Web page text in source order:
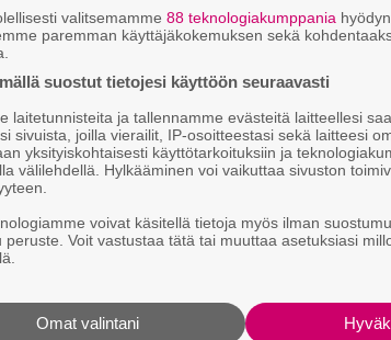
Kennedy panivat välillä pystyyn
jo 2006 VoD palasi keikoille. Viime keväänä
on tehnyt sopimuksen Candlelight
vielä tänä vuonna.
The Enemy -biisi tästä!
valitsemamme 88 teknologiakumppania
paremman käyttäjäkokemuksen sekä
suostut tietojesi käyttöön seuraavasti
laitetunnisteita ja tallennamme evästeitä laitteellesi
sivuista, joilla vierailit, IP-osoitteestasi sekä laitteesi
yksityiskohtaisesti käyttötarkoituksiin ja
välilehdellä. Hylkääminen voi vaikuttaa sivuston
voivat käsitellä tietoja myös ilman
peruste. Voit vastustaa tätä tai muuttaa asetuksiasi
Omat valintani